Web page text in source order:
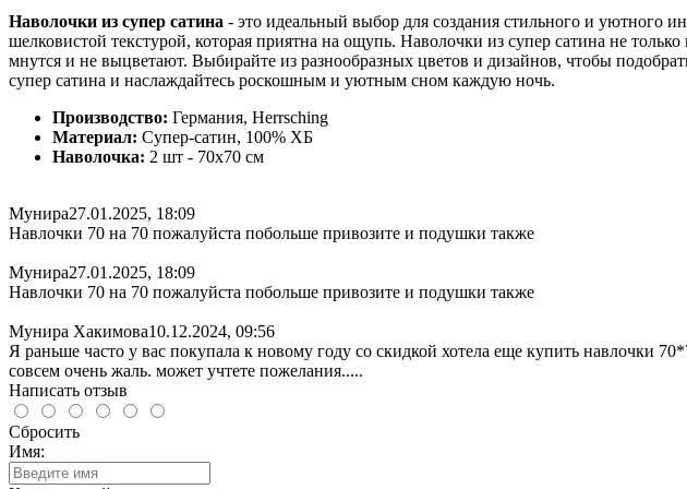
Наволочки из супер сатина - это идеальный выбор для создания стильного и уютного
шелковистой текстурой, которая приятна на ощупь. Наволочки из супер сатина не
мнутся и не выцветают. Выбирайте из разнообразных цветов и дизайнов, чтобы
супер сатина и наслаждайтесь роскошным и уютным сном каждую ночь.
Производство: Германия, Herrsching
Материал: Супер-сатин, 100% ХБ
Наволочка: 2 шт - 70x70 см
Мунира27.01.2025, 18:09
Навлочки 70 на 70 пожалуйста побольше привозите и подушки также
Мунира27.01.2025, 18:09
Навлочки 70 на 70 пожалуйста побольше привозите и подушки также
Мунира Хакимова10.12.2024, 09:56
Я раньше часто у вас покупала к новому году со скидкой хотела еще купить навлочки
совсем очень жаль. может учтете пожелания.....
Написать отзыв
Сбросить
Имя: